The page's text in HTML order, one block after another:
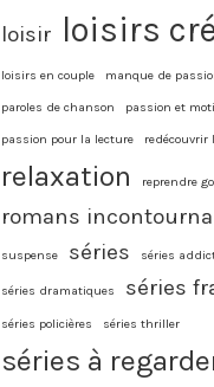
loisir loisirs
loisirs en couple manque de
paroles de chanson passion et
passion pour la lecture redécouvrir
relaxation reprendre
romans
suspense séries séries
séries dramatiques séries
séries policières séries thriller
séries à